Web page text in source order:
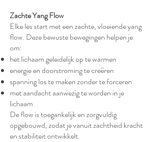
Zachte Yang Flow
Elke les start met een zachte, vloeiende yang
flow. Deze bewuste bewegingen helpen je
om:
het lichaam geleidelijk op te warmen
energie en doorstroming te creëren
spanning los te maken zonder te forceren
met aandacht aanwezig te worden in je
lichaam
De flow is toegankelijk en zorgvuldig
opgebouwd, zodat je vanuit zachtheid kracht
en stabiliteit ontwikkelt.